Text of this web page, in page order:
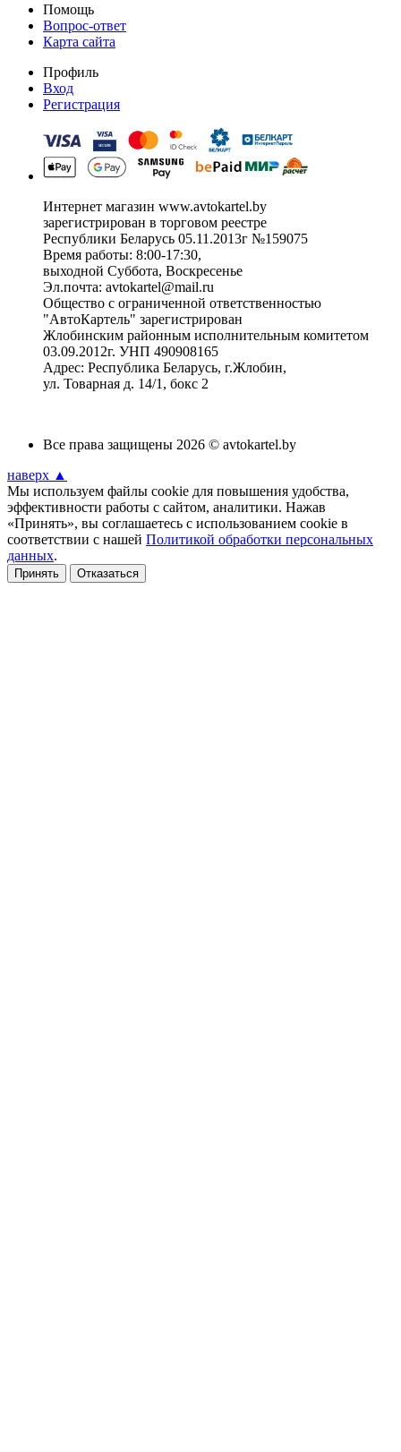
Помощь
Вопрос-ответ
Карта сайта
Профиль
Вход
Регистрация
Интернет магазин www.avtokartel.by
зарегистрирован в торговом реестре
Республики Беларусь 05.11.2013г №159075
Время работы: 8:00-17:30,
выходной Суббота, Воскресенье
Эл.почта: avtokartel@mail.ru
Общество с ограниченной ответственностью
"АвтоКартель" зарегистрирован
Жлобинским районным исполнительным комитетом
03.09.2012г. УНП 490908165
Адрес: Республика Беларусь, г.Жлобин,
ул. Товарная д. 14/1, бокс 2
Все права защищены 2026 © avtokartel.by
наверх ▲
Мы используем файлы cookie для повышения удобства,
эффективности работы с сайтом, аналитики. Нажав
«Принять», вы соглашаетесь с использованием cookie в
соответствии с нашей Политикой обработки персональных
данных.
Принять Отказаться